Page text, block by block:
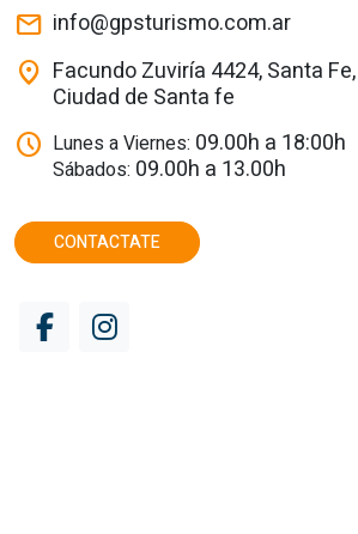
mail info@gpsturismo.com.ar
location_on Facundo Zuviría 4424, Santa
Ciudad de Santa fe
schedule Lunes a Viernes: 09.00h a 18:00h
Sábados: 09.00h a 13.00h
CONTACTATE